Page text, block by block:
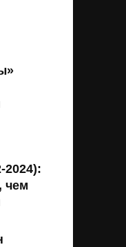
2024):
чем